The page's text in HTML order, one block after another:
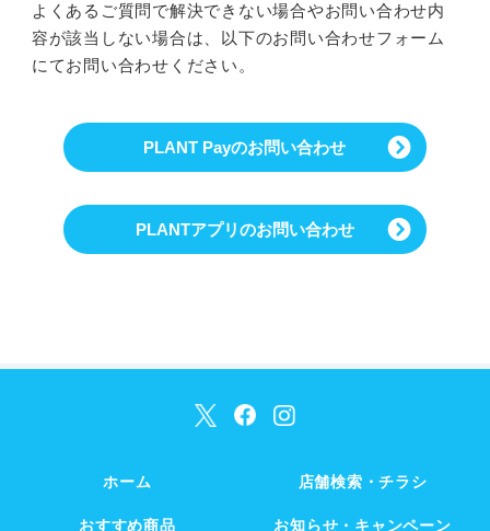
よくあるご質問で解決できない場合やお問い合わせ内
容が該当しない場合は、以下のお問い合わせフォーム
にてお問い合わせください。
PLANT Payのお問い合わせ
PLANTアプリのお問い合わせ
ホーム 店舗検索・チラシ
おすすめ商品 お知らせ・キャンペーン